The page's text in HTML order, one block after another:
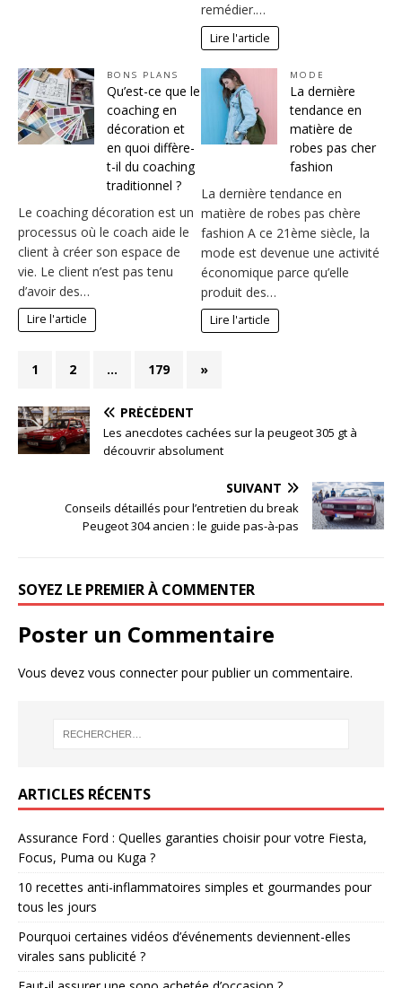
remédier.…
Lire l'article
BONS PLANS
Qu’est-ce que le
coaching en
décoration et
en quoi diffère-
t-il du coaching
traditionnel ?
Le coaching décoration est un
processus où le coach aide le
client à créer son espace de
vie. Le client n’est pas tenu
d’avoir des…
Lire l'article
MODE
La dernière
tendance en
matière de
robes pas cher
fashion
La dernière tendance en
matière de robes pas chère
fashion A ce 21ème siècle, la
mode est devenue une activité
économique parce qu’elle
produit des…
Lire l'article
1 2 … 179 »
PRÉCÉDENT
Les anecdotes cachées sur la peugeot 305 gt à
découvrir absolument
SUIVANT
Conseils détaillés pour l’entretien du break
Peugeot 304 ancien : le guide pas-à-pas
SOYEZ LE PREMIER À COMMENTER
Poster un Commentaire
Vous devez vous connecterpour publier un commentaire.
ARTICLES RÉCENTS
Assurance Ford : Quelles garanties choisir pour votre Fiesta,
Focus, Puma ou Kuga ?
10 recettes anti-inflammatoires simples et gourmandes pour
tous les jours
Pourquoi certaines vidéos d’événements deviennent-elles
virales sans publicité ?